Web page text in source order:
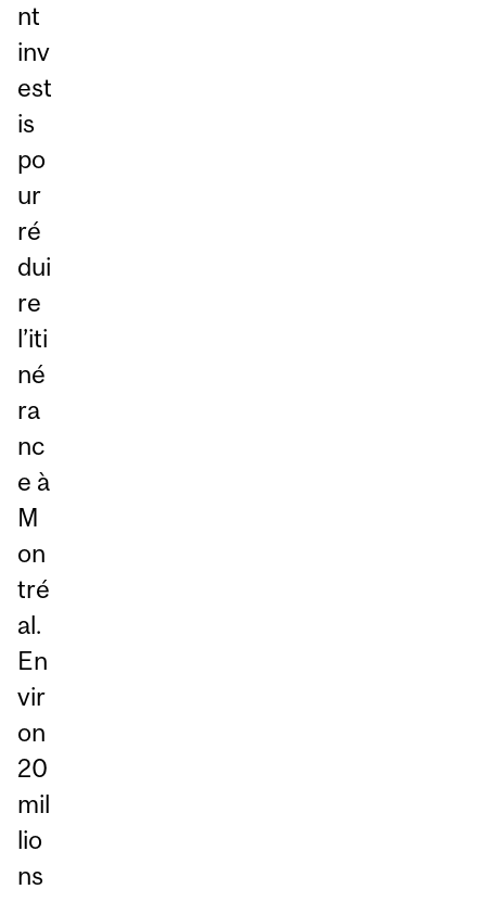
nt
inv
est
is
po
ur
ré
dui
re
l’iti
né
ra
nc
e à
M
on
tré
al.
En
vir
on
20
mil
lio
ns